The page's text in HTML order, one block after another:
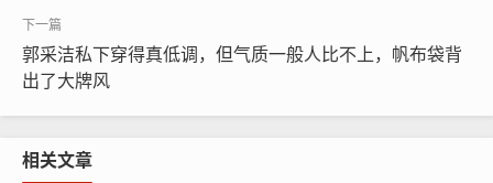
郭采洁私下穿得真低调，但气质一般人比不上，帆布袋背
出了大牌风
相关文章